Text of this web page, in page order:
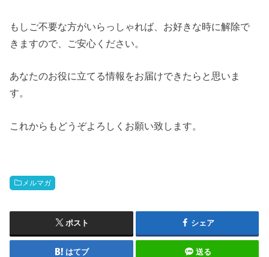
もしご不要な方がいらっしゃれば、お好きな時に解除で
きますので、ご安心ください。
あなたのお役に立てる情報をお届けできたらと思いま
す。
これからもどうぞよろしくお願い致します。
メルマガ
ポスト シェア
はてブ 送る